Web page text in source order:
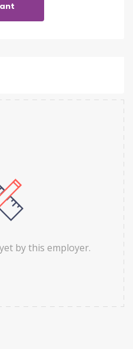
by this employer.